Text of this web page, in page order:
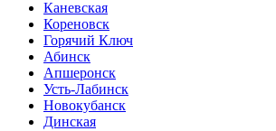
Каневская
Кореновск
Горячий Ключ
Абинск
Апшеронск
Усть-Лабинск
Новокубанск
Динская